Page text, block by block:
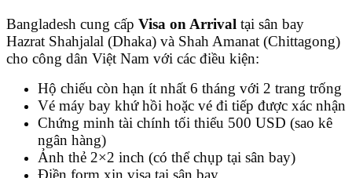
Bangladesh cung cấp Visa on Arrival tại sân bay
Hazrat Shahjalal (Dhaka) và Shah Amanat (Chittagong)
cho công dân Việt Nam với các điều kiện:
Hộ chiếu còn hạn ít nhất 6 tháng với 2 trang trống
Vé máy bay khứ hồi hoặc vé đi tiếp được xác nhận
Chứng minh tài chính tối thiểu 500 USD (sao kê
ngân hàng)
Ảnh thẻ 2×2 inch (có thể chụp tại sân bay)
Điền form xin visa tại sân bay